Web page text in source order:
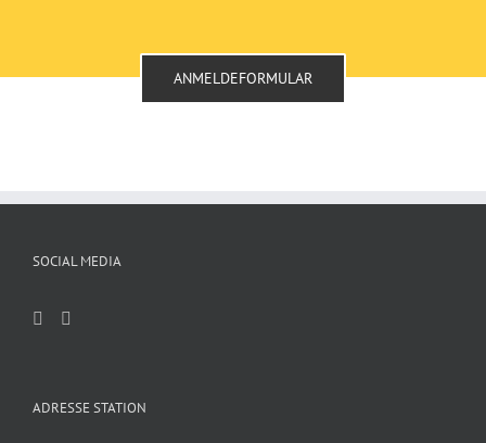
ANMELDEFORMULAR
SOCIAL MEDIA
ADRESSE STATION